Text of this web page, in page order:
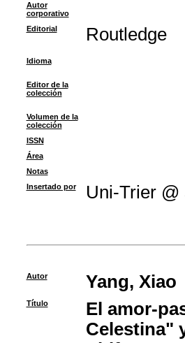
Autor
corporativo
Editorial
Routledge
Idioma
Editor de la
colección
Volumen de la
colección
ISSN
Área
Notas
Insertado por
Uni-Trier @
Autor Yang, Xiao
Título
El amor-
Celestina"